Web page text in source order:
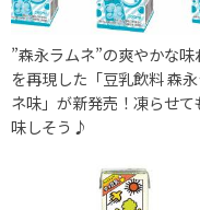
”森永ラムネ”の爽やかな味
を再現した「豆乳飲料 森
ネ味」が新発売！凍らせて
味しそう♪